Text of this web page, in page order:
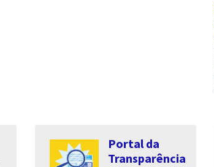
Portal da
Transparência